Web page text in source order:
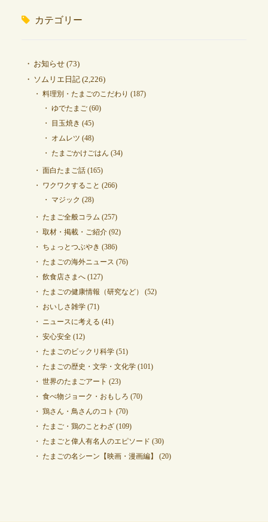
カテゴリー
お知らせ(73)
ソムリエ日記(2,226)
料理別・たまごのこだわり (187)
ゆでたまご(60)
目玉焼き (45)
オムレツ (48)
たまごかけごはん (34)
面白たまご話(165)
ワクワクすること (266)
マジック (28)
たまご全般コラム (257)
取材・掲載・ご紹介(92)
ちょっとつぶやき (386)
たまごの海外ニュース (76)
飲食店さまへ(127)
たまごの健康情報（研究など）
(52)
おいしさ雑学(71)
ニュースに考える (41)
安心安全(12)
たまごのビックリ科学(51)
たまごの歴史・文学・文化学(101)
世界のたまごアート (23)
食べ物ジョーク・おもしろ (70)
鶏さん・鳥さんのコト (70)
たまご・鶏のことわざ(109)
たまごと偉人有名人のエピソード (30)
たまごの名シーン【映画・漫画編】
(20)